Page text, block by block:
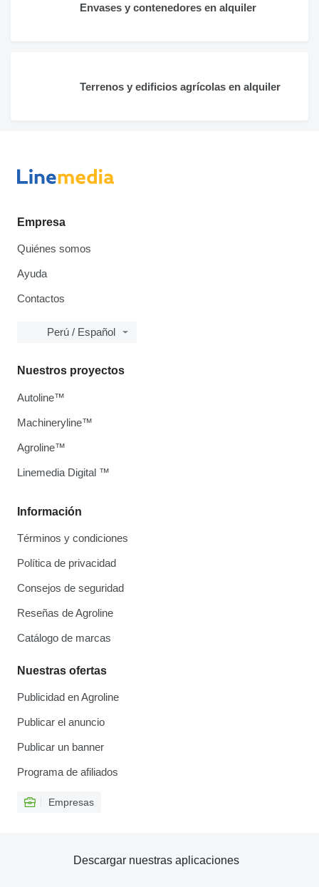
Envases y contenedores en alquiler
Terrenos y edificios agrícolas en alquiler
Empresa
Quiénes somos
Ayuda
Contactos
Perú / Español
Información
Términos y condiciones
Política de privacidad
Consejos de seguridad
Reseñas de Agroline
Catálogo de marcas
Nuestras ofertas
Publicidad en Agroline
Publicar el anuncio
Publicar un banner
Programa de afiliados
Empresas
Nuestros proyectos
Autoline™
Machineryline™
Agroline™
Linemedia Digital ™
Descargar nuestras aplicaciones